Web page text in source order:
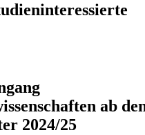
ab
2024/25